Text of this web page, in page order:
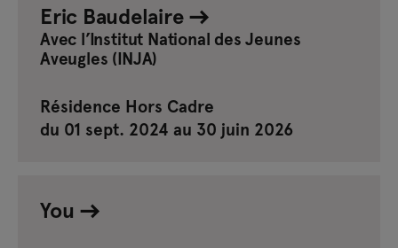
Eric Baudelaire
Avec l’Institut National des Jeunes
Aveugles (INJA)
Résidence Hors Cadre
du 01 sept. 2024 au 30 juin 2026
You